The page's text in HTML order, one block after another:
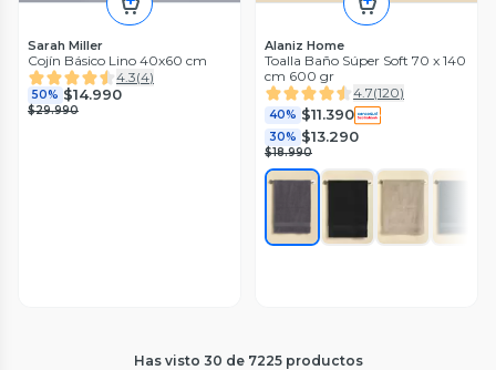
Sarah Miller
Cojín Básico Lino 40x60 cm
4.3(4)
50% $14.990
$29.990
Alaniz Home
Toalla Baño Súper Soft 70 x 140
cm 600 gr
4.7(120)
40% $11.390
30% $13.290
$18.990
Has visto 30 de 7225 productos